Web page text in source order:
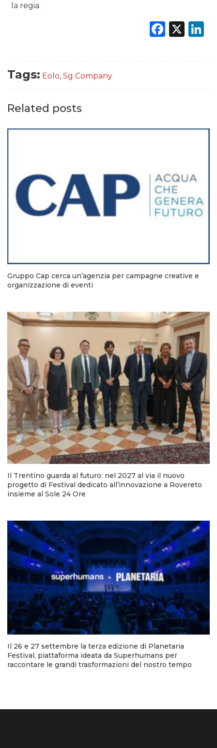
la regia.
X
Tags: Eolo, Sg Company
Related posts
Gruppo Cap cerca un’agenzia per campagne creative e
organizzazione di eventi
Il Trentino guarda al futuro: nel 2027 al via il nuovo
progetto di Festival dedicato all’innovazione a Rovereto
insieme al Sole 24 Ore
Il 26 e 27 settembre la terza edizione di Planetaria
Festival, piattaforma ideata da Superhumans per
raccontare le grandi trasformazioni del nostro tempo